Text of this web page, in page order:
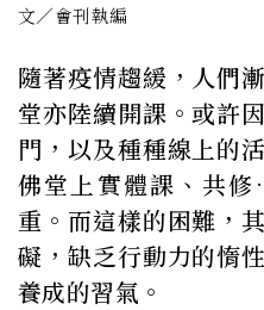
文／會刊執編
隨著疫情趨緩，人們
堂亦陸續開課。或許
門，以及種種線上的
佛堂上實體課、共
重。而這樣的困難，
礙，缺乏行動力的惰
養成的習氣。